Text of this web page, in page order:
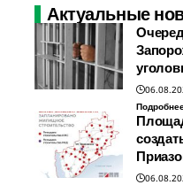
Актуальные